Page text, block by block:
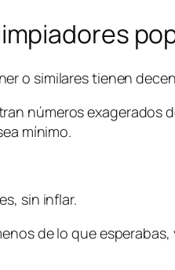
o similares tienen
números exagerados
mínimo.
sin inflar.
de lo que